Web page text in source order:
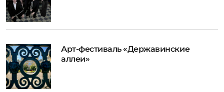
Арт-фестиваль «Державинские
аллеи»